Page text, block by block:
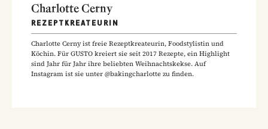
Charlotte Cerny
REZEPTKREATEURIN
Charlotte Cerny ist freie Rezeptkreateurin, Foodstylistin und
Köchin. Für GUSTO kreiert sie seit 2017 Rezepte, ein Highlight
sind Jahr für Jahr ihre beliebten Weihnachtskekse. Auf
Instagram ist sie unter @bakingcharlotte zu finden.